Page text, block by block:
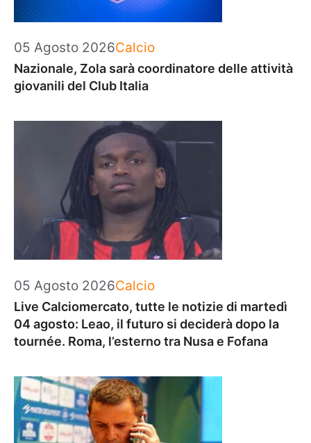
05 Agosto 2026Categorie
Calcio
Nazionale, Zola sarà coordinatore delle attività
giovanili del Club Italia
05 Agosto 2026Categorie
Calcio
Live Calciomercato, tutte le notizie di martedì
04 agosto: Leao, il futuro si deciderà dopo la
tournée. Roma, l’esterno tra Nusa e Fofana